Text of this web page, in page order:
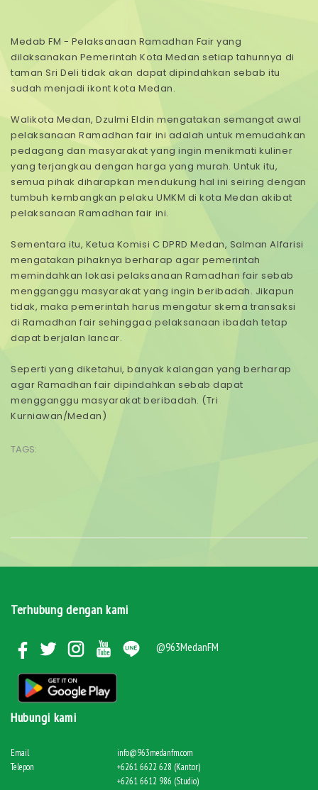
Medab FM - Pelaksanaan Ramadhan Fair yang
dilaksanakan Pemerintah Kota Medan setiap tahunnya di
taman Sri Deli tidak akan dapat dipindahkan sebab itu
sudah menjadi ikont kota Medan.
Walikota Medan, Dzulmi Eldin mengatakan semangat awal
pelaksanaan Ramadhan fair ini adalah untuk memudahkan
pedagang dan masyarakat yang ingin menikmati kuliner
yang terjangkau dengan harga yang murah. Untuk itu,
semua pihak diharapkan mendukung hal ini seiring dengan
tumbuh kembangkan pelaku UMKM di kota Medan akibat
pelaksanaan Ramadhan fair ini.
Sementara itu, Ketua Komisi C DPRD Medan, Salman Alfarisi
mengatakan pihaknya berharap agar pemerintah
memindahkan lokasi pelaksanaan Ramadhan fair sebab
mengganggu masyarakat yang ingin beribadah. Jikapun
tidak, maka pemerintah harus mengatur skema transaksi
di Ramadhan fair sehinggaa pelaksanaan ibadah tetap
dapat berjalan lancar.
Seperti yang diketahui, banyak kalangan yang berharap
agar Ramadhan fair dipindahkan sebab dapat
mengganggu masyarakat beribadah. (Tri
Kurniawan/Medan)
TAGS:
Terhubung dengan kami
@963MedanFM
Hubungi kami
Email
info@963medanfm.com
Telepon
+6261 6622 628 (Kantor)
+6261 6612 986 (Studio)